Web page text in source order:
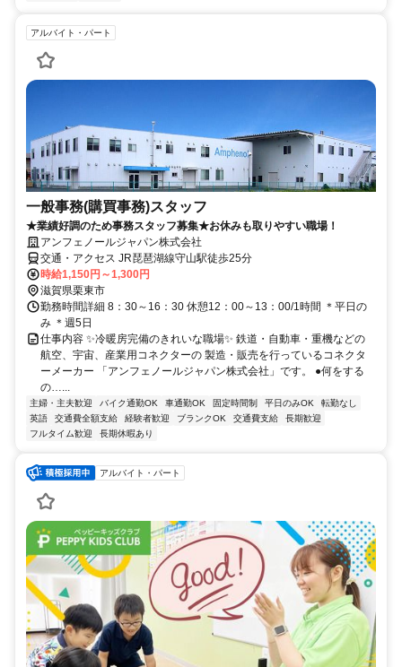
アルバイト・パート
一般事務(購買事務)スタッフ
★業績好調のため事務スタッフ募集★お休みも取りやすい職場！
アンフェノールジャパン株式会社
交通・アクセス JR琵琶湖線守山駅徒歩25分
時給1,150円～1,300円
滋賀県栗東市
勤務時間詳細 8：30～16：30 休憩12：00～13：00/1時間 ＊平日の
み ＊週5日
仕事内容 ✨冷暖房完備のきれいな職場✨ 鉄道・自動車・重機などの
航空、宇宙、産業用コネクターの 製造・販売を行っているコネクタ
ーメーカー 「アンフェノールジャパン株式会社」です。 ●何をする
の…...
主婦・主夫歓迎 バイク通勤OK 車通勤OK 固定時間制 平日のみOK
転勤なし
英語
交通費全額支給 経験者歓迎 ブランクOK 交通費支給
長期歓迎
フルタイム歓迎
長期休暇あり
アルバイト・パート